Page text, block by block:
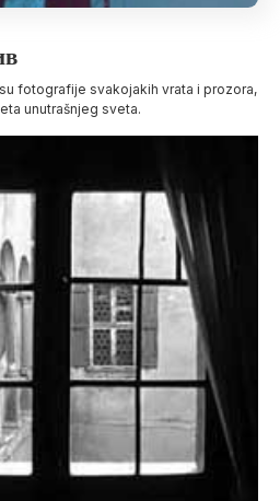
fotografije svakojakih vrata i prozora,
unutrašnjeg sveta.